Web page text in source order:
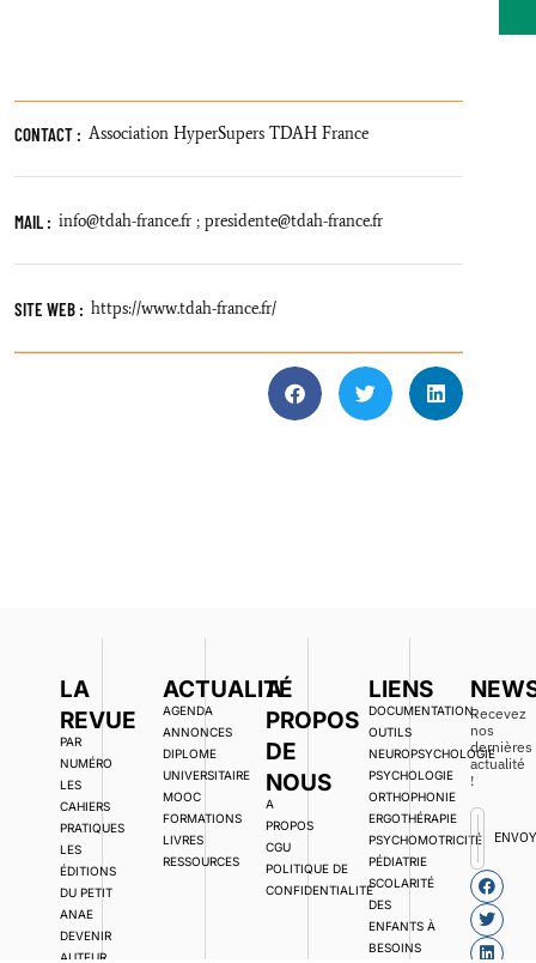
CONTACT : Association HyperSupers TDAH France
MAIL : info@tdah-france.fr ; presidente@tdah-france.fr
SITE WEB : https://www.tdah-france.fr/
LA
REVUE
PAR
NUMÉRO
LES
CAHIERS
PRATIQUES
LES
ÉDITIONS
DU PETIT
ANAE
DEVENIR
AUTEUR
ACTUALITÉ
AGENDA
ANNONCES
DIPLOME
UNIVERSITAIRE
MOOC
FORMATIONS
LIVRES
RESSOURCES
A
PROPOS
DE
NOUS
A
PROPOS
CGU
POLITIQUE DE
CONFIDENTIALITÉ
LIENS
DOCUMENTATION,
OUTILS
NEUROPSYCHOLOGIE
PSYCHOLOGIE
ORTHOPHONIE
ERGOTHÉRAPIE
PSYCHOMOTRICITÉ
PÉDIATRIE
SCOLARITÉ
DES
ENFANTS À
BESOINS
Recevez
nos
dernières
actualité
!